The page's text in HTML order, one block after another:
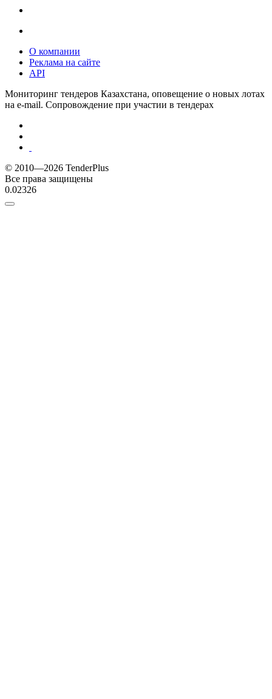
О компании
Реклама на сайте
API
Мониторинг тендеров Казахстана, оповещение о новых лотах
на e-mail. Сопровождение при участии в тендерах
© 2010—2026 TenderPlus
Все права защищены
0.02326